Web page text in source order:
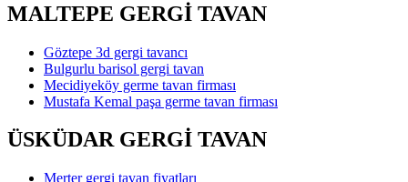
MALTEPE GERGİ TAVAN
Göztepe 3d gergi tavancı
Bulgurlu barisol gergi tavan
Mecidiyeköy germe tavan firması
Mustafa Kemal paşa germe tavan firması
ÜSKÜDAR GERGİ TAVAN
Merter gergi tavan fiyatları